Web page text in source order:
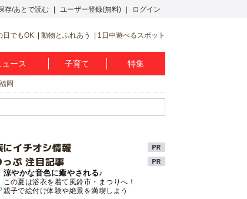
存/あとで読む ユーザー登録(無料) ログイン
日でもOK 動物とふれあう 1日中遊べるスポット
ース 子育て 特集
福岡
イチオシ情報
ぷ 注目記事
涼やかな音色に癒やされる♪
この夏は浴衣を着て風鈴市・まつりへ！
親子で絵付け体験や絶景を満喫しよう